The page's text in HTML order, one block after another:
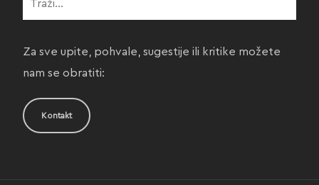
Za sve upite, pohvale, sugestije ili kritike možete
nam se obratiti:
Kontakt